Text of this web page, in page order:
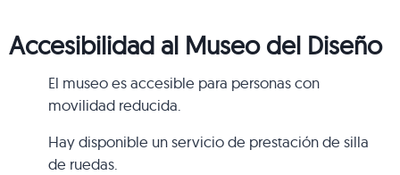
Accesibilidad al Museo del Diseño
El museo es accesible para personas con
movilidad reducida.
Hay disponible un servicio de prestación de silla
de ruedas.